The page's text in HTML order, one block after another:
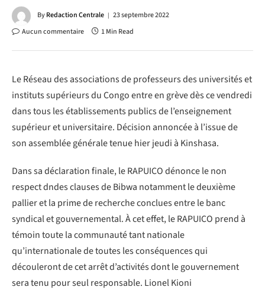
ByRedaction Centrale
23 septembre 2022
Aucun commentaire
1 Min Read
Le Réseau des associations de professeurs des universités et
instituts supérieurs du Congo entre en grève dès ce vendredi
dans tous les établissements publics de l’enseignement
supérieur et universitaire. Décision annoncée à l’issue de
son assemblée générale tenue hier jeudi à Kinshasa.
Dans sa déclaration finale, le RAPUICO dénonce le non
respect dndes clauses de Bibwa notamment le deuxième
pallier et la prime de recherche conclues entre le banc
syndical et gouvernemental. À cet effet, le RAPUICO prend à
témoin toute la communauté tant nationale
qu’internationale de toutes les conséquences qui
découleront de cet arrêt d’activités dont le gouvernement
sera tenu pour seul responsable. Lionel Kioni